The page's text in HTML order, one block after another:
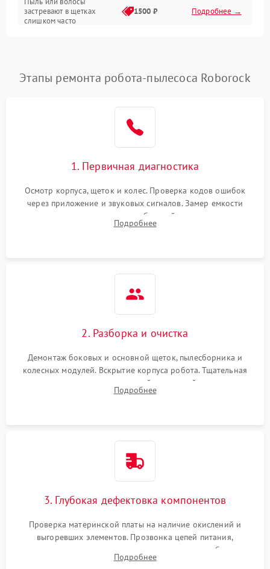
Программные сбои
застревают в щетках
слишком часто
1500 ₽ Подробнее →
Этапы ремонта робота-пылесоса Roborock
1. Первичная диагностика
Осмотр корпуса, щеток и колес. Проверка кодов ошибок
через приложение и звуковых сигналов. Замер емкости
аккумулятора и тестирование базовой станции зарядки.
Оценка работы лидара, бампера и датчиков падения для
Подробнее
2. Разборка и очистка
Демонтаж боковых и основной щеток, пылесборника и
колесных модулей. Вскрытие корпуса робота. Тщательная
очистка внутренних полостей, шестерней и плат от
скопившейся пыли, волос и шерсти животных с
Подробнее
3. Глубокая дефектовка компонентов
Проверка материнской платы на наличие окислений и
выгоревших элементов. Прозвонка цепей питания,
тестирование приводных моторов колес и турбины
всасывания. Оценка состояния оптических и инфракрасных
Подробнее